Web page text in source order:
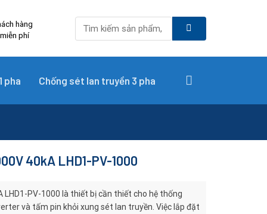
hàng
phí
kiếm:
pha Chống sét lan truyền 3 pha
40kA LHD1-PV-1000
LHD1-PV-1000 là thiết bị cần thiết cho hệ thống
và tấm pin khỏi xung sét lan truyền. Việc lắp đặt